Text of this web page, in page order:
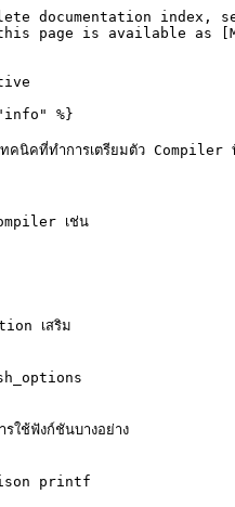
documentation index,
page is available as
%}
นิคที่ทำการเตรียมตัว Compiler ที่
เช่น
เสริม
ใช้ฟังก์ชันบางอย่าง
printf